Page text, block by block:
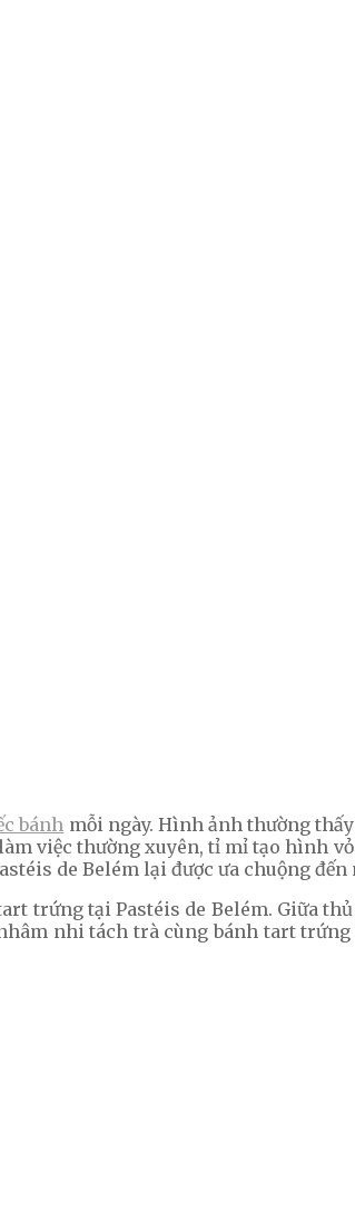
bánh mỗi ngày. Hình ảnh thường
việc thường xuyên, tỉ mỉ tạo hình
de Belém lại được ưa chuộng đến
trứng tại Pastéis de Belém. Giữa
nhi tách trà cùng bánh tart